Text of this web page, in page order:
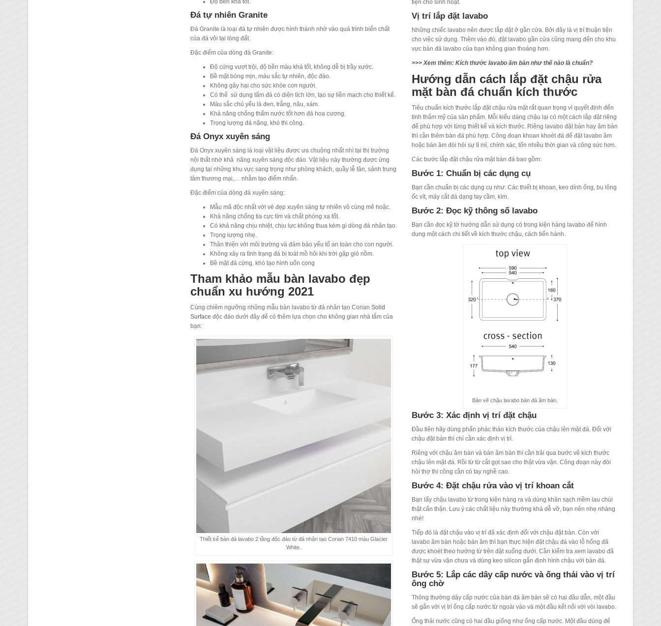
Độ bền khá tốt.
Đá tự nhiên Granite
Đá Granite là loại đá tự nhiên được hình thành nhờ vào quá trình biến chất
của đá vôi tại lòng đất.
Đặc điểm của dòng đá Granite:
Độ cứng vượt trội, độ bền màu khá tốt, không dễ bị trầy xước.
Bề mặt bóng mịn, màu sắc tự nhiên, độc đáo.
Không gây hại cho sức khỏe con người.
Có thể sử dụng tấm đá có diện tích lớn, tạo sự liền mạch cho thiết kế.
Màu sắc chủ yếu là đen, trắng, nâu, xám.
Khả năng chống thấm nước tốt hơn đá hoa cương.
Trọng lượng đá nặng, khó thi công.
Đá Onyx xuyên sáng
Đá Onyx xuyên sáng là loại vật liệu được ưa chuộng nhất nhì tại thị trường
nội thất nhờ khả năng xuyên sáng độc đáo. Vật liệu này thường được ứng
dụng tại những khu vực sang trọng như phòng khách, quầy lễ tân, sảnh trung
tâm thương mại,… nhằm tạo điểm nhấn.
Đặc điểm của dòng đá xuyên sáng:
Mẫu mã độc nhất với vẻ đẹp xuyên sáng tự nhiên vô cùng mê hoặc.
Khả năng chống tia cực tím và chất phóng xạ tốt.
Có khả năng chịu nhiệt, chịu lực không thua kém gì dòng đá nhân tạo.
Trọng lượng nhẹ.
Thân thiện với môi trường và đảm bảo yếu tố an toàn cho con người.
Không xảy ra tình trạng đá bị toát mồ hôi khi trời gặp gió nồm.
Bề mặt đá cứng, khó tạo hình uốn cong
Tham khảo mẫu bàn lavabo đẹp
chuẩn xu hướng 2021
Cùng chiêm ngưỡng những mẫu bàn lavabo từ đá nhân tạo Corian Solid
Surface độc đáo dưới đây để có thêm lựa chọn cho không gian nhà tắm của
bạn:
Thiết kế bàn đá lavabo 2 tầng độc đáo từ đá nhân tạo Corian 7410 màu Glacier
White.
tiện cho sinh hoạt.
Vị trí lắp đặt lavabo
Những chiếc lavabo nên được lắp đặt ở gần cửa. Bởi đây là vị trí thuận tiện
cho việc sử dụng. Thêm vào đó, đặt lavabo gần cửa cũng mang đến cho khu
vực bàn đá lavabo của bạn không gian thoáng hơn.
>>> Xem thêm: Kích thước lavabo âm bàn như thế nào là chuẩn?
Hướng dẫn cách lắp đặt chậu rửa
mặt bàn đá chuẩn kích thước
Tiêu chuẩn kích thước lắp đặt chậu rửa mặt rất quan trọng vì quyết định đến
tính thẩm mỹ của sản phẩm. Mỗi kiểu dáng chậu lại có một cách lắp đặt riêng
để phù hợp với từng thiết kế và kích thước. Riêng lavabo đặt bàn hay âm bàn
thì cần thêm bàn đá phù hợp. Công đoạn khoan khoét đá để đặt lavabo âm
hoặc bán âm đòi hỏi sự tỉ mỉ, chính xác, tốn nhiều thời gian và công sức hơn.
Các bước lắp đặt chậu rửa mặt bàn đá bao gồm:
Bước 1: Chuẩn bị các dụng cụ
Bạn cần chuẩn bị các dụng cụ như: Các thiết bị khoan, keo dính ống, bu lông
ốc vít, máy cắt đá dạng tay cầm, kìm.
Bước 2: Đọc kỹ thông số lavabo
Bạn cần đọc kỹ tờ hướng dẫn sử dụng có trong kiện hàng lavabo để hình
dung một cách chi tiết về kích thước chậu, cách tiến hành.
Bản vẽ chậu lavabo bàn đá âm bàn.
Bước 3: Xác định vị trí đặt chậu
Đầu tiên hãy dùng phấn phác thảo kích thước của chậu lên mặt đá. Đối với
chậu đặt bàn thì chỉ cần xác định vị trí.
Riêng với chậu âm bàn và bán âm bàn thì cần trải qua bước vẽ kích thước
chậu lên mặt đá. Rồi từ từ cắt gọt sao cho thật vừa vặn. Công đoạn này đòi
hỏi thợ thi công cần có tay nghề cao.
Bước 4: Đặt chậu rửa vào vị trí khoan cắt
Bạn lấy chậu lavabo từ trong kiện hàng ra và dùng khăn sạch mềm lau chùi
thật cẩn thận. Lưu ý các chất liệu này thường khá dễ vỡ, bạn nên nhẹ nhàng
nhé!
Tiếp đó là đặt chậu vào vị trí đã xác định đối với chậu đặt bàn. Còn với
lavabo âm bàn hoặc bán âm thì bạn thực hiện đặt chậu đá vào lỗ hổng đã
được khoét theo hướng từ trên đặt xuống dưới. Cần kiểm tra xem lavabo đã
thật sự vừa vặn chưa và dùng keo silicon gắn định hình chậu với bàn đá.
Bước 5: Lắp các dây cấp nước và ống thải vào vị trí
ông chờ
Thông thường dây cấp nước của bàn đá âm bàn sẽ có hai đầu dẫn, một đầu
sẽ gắn với vị trí ống cấp nước từ ngoài vào và một đầu kết nối với vòi lavabo.
Ống thải nước cũng có hai đầu giống như ống cấp nước. Một đầu dùng để